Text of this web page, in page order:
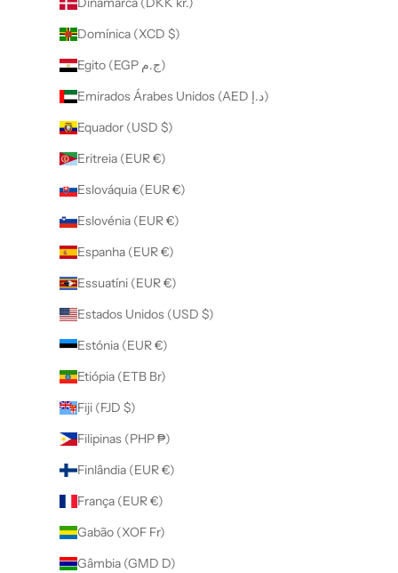
Domínica (XCD $)
Egito (EGP ج.م)
Emirados Árabes Unidos (AED د.إ)
Equador (USD $)
Eritreia (EUR €)
Eslováquia (EUR €)
Eslovénia (EUR €)
Espanha (EUR €)
Essuatíni (EUR €)
Estados Unidos (USD $)
Estónia (EUR €)
Etiópia (ETB Br)
Fiji (FJD $)
Filipinas (PHP ₱)
Finlândia (EUR €)
França (EUR €)
Gabão (XOF Fr)
Gâmbia (GMD D)